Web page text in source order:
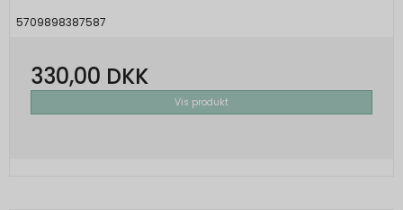
5709898387587
330,00 DKK
Vis produkt